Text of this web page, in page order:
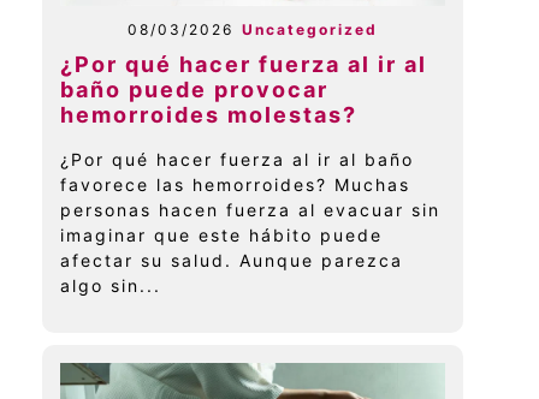
08/03/2026 Uncategorized
¿Por qué hacer fuerza al ir al
baño puede provocar
hemorroides molestas?
¿Por qué hacer fuerza al ir al baño
favorece las hemorroides? Muchas
personas hacen fuerza al evacuar sin
imaginar que este hábito puede
afectar su salud. Aunque parezca
algo sin...